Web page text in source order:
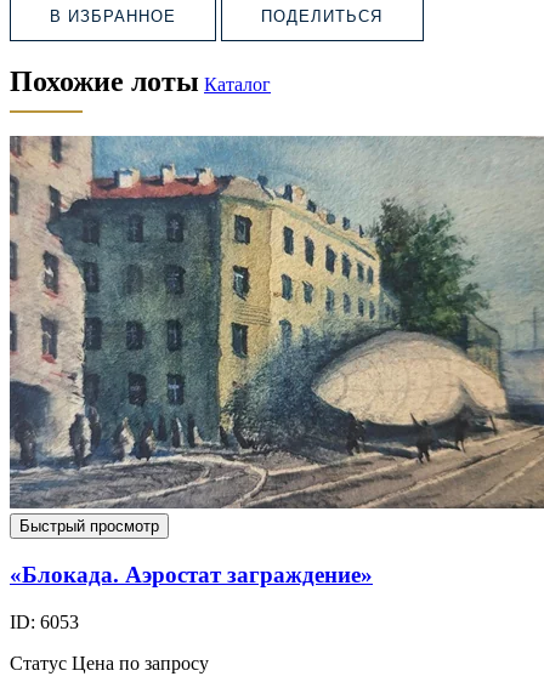
В ИЗБРАННОЕ ПОДЕЛИТЬСЯ
Похожие лоты Каталог
Быстрый просмотр
«Блокада. Аэростат заграждение»
ID: 6053
Статус Цена по запросу